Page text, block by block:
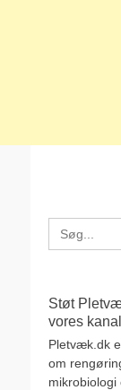
Search
for:
Støt
vores
Pletvæk.dk
om